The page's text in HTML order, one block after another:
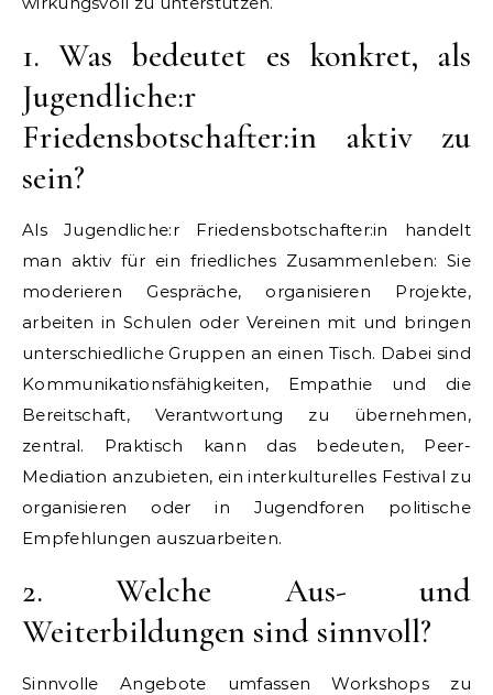
1. Was bedeutet es konkret, als
Jugendliche:r
Friedensbotschafter:in aktiv zu
sein?
Als Jugendliche:r Friedensbotschafter:in handelt
man aktiv für ein friedliches Zusammenleben: Sie
moderieren Gespräche, organisieren Projekte,
arbeiten in Schulen oder Vereinen mit und bringen
unterschiedliche Gruppen an einen Tisch. Dabei sind
Kommunikationsfähigkeiten, Empathie und die
Bereitschaft, Verantwortung zu übernehmen,
zentral. Praktisch kann das bedeuten, Peer-
Mediation anzubieten, ein interkulturelles Festival zu
organisieren oder in Jugendforen politische
Empfehlungen auszuarbeiten.
2. Welche Aus- und
Weiterbildungen sind sinnvoll?
Sinnvolle Angebote umfassen Workshops zu